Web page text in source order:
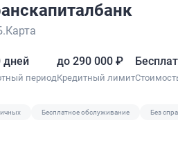
дней
период
до 290 000 ₽
Кредитный лимит
Бесплатное обслуживание Без